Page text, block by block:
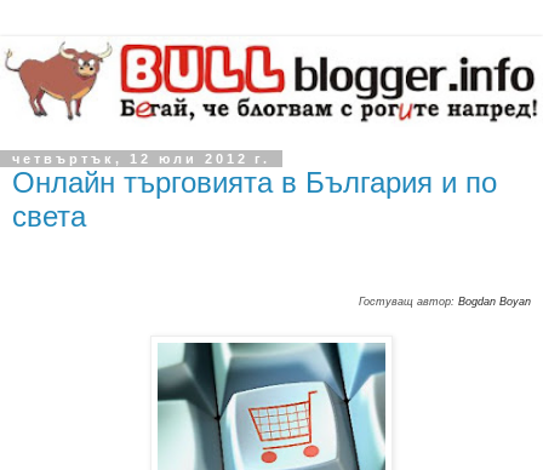
четвъртък, 12 юли 2012 г.
Онлайн търговията в България и по
света
Гостуващ автор: Bogdan Boyan